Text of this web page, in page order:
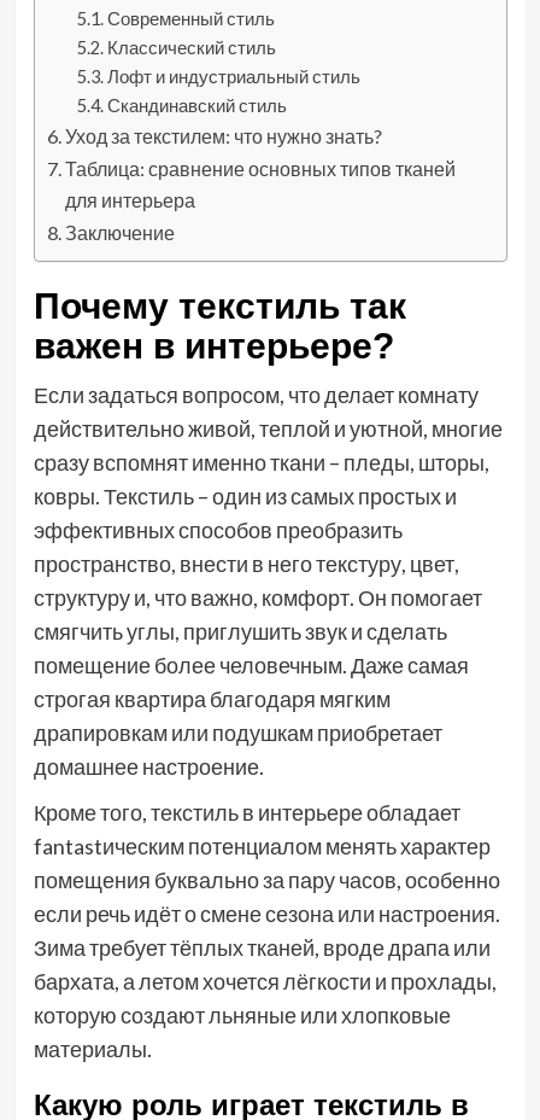
Современный стиль
Классический стиль
Лофт и индустриальный стиль
Скандинавский стиль
Уход за текстилем: что нужно знать?
Таблица: сравнение основных типов тканей
для интерьера
Заключение
Почему текстиль так
важен в интерьере?
Если задаться вопросом, что делает комнату
действительно живой, теплой и уютной, многие
сразу вспомнят именно ткани – пледы, шторы,
ковры. Текстиль – один из самых простых и
эффективных способов преобразить
пространство, внести в него текстуру, цвет,
структуру и, что важно, комфорт. Он помогает
смягчить углы, приглушить звук и сделать
помещение более человечным. Даже самая
строгая квартира благодаря мягким
драпировкам или подушкам приобретает
домашнее настроение.
Кроме того, текстиль в интерьере обладает
fantastическим потенциалом менять характер
помещения буквально за пару часов, особенно
если речь идёт о смене сезона или настроения.
Зима требует тёплых тканей, вроде драпа или
бархата, а летом хочется лёгкости и прохлады,
которую создают льняные или хлопковые
материалы.
Какую роль играет текстиль в